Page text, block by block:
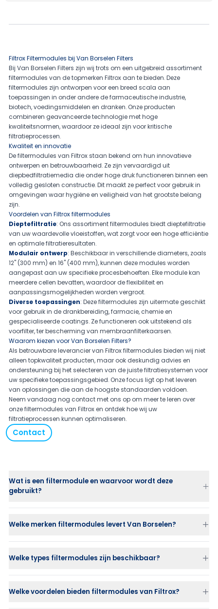
Filtrox Filtermodules bij Van Borselen Filters
Bij Van Borselen Filters zijn wij trots om een uitgebreid assortiment
filtermodules van de topmerken Filtrox aan te bieden. Deze
filtermodules zijn ontworpen voor een breed scala aan
toepassingen in onder andere de farmaceutische industrie,
biotech, voedingsmiddelen en dranken. Onze producten
combineren geavanceerde technologie met hoge
kwaliteitsnormen, waardoor ze ideaal zijn voor kritische
filtratieprocessen.
Kwaliteit en innovatie
De filtermodules van Filtrox staan bekend om hun innovatieve
ontwerpen en betrouwbaarheid. Ze zijn vervaardigd uit
diepbedfiltratiemedia die onder hoge druk functioneren binnen een
volledig gesloten constructie. Dit maakt ze perfect voor gebruik in
omgevingen waar hygiëne en veiligheid van het grootste belang
zijn.
Voordelen van Filtrox filtermodules
Dieptefiltratie: Ons assortiment filtermodules biedt dieptefiltratie
van uw waardevolle vloeistoffen, wat zorgt voor een hoge efficiëntie
en optimale filtratieresultaten.
Modulair ontwerp: Beschikbaar in verschillende diameters, zoals
12" (300 mm) en 16" (400 mm), kunnen deze modules worden
aangepast aan uw specifieke procesbehoeften. Elke module kan
meerdere cellen bevatten, waardoor de flexibiliteit en
aanpassingsmogelijkheden worden vergroot.
Diverse toepassingen: Deze filtermodules zijn uitermate geschikt
voor gebruik in de drankbereiding, farmacie, chemie en
gespecialiseerde coatings. Ze functioneren ook uitstekend als
voorfilter, ter bescherming van membraanfilterkaarsen.
Waarom kiezen voor Van Borselen Filters?
Als betrouwbare leverancier van Filtrox filtermodules bieden wij niet
alleen topkwaliteit producten, maar ook deskundig advies en
ondersteuning bij het selecteren van de juiste filtratiesystemen voor
uw specifieke toepassingsgebied. Onze focus ligt op het leveren
van oplossingen die aan de hoogste standaarden voldoen.
Neem vandaag nog contact met ons op om meer te leren over
onze filtermodules van Filtrox en ontdek hoe wij uw
filtratieprocessen kunnen optimaliseren.
Contact
Wat is een filtermodule en waarvoor wordt deze
gebruikt?
Welke merken filtermodules levert Van Borselen?
Welke types filtermodules zijn beschikbaar?
Filtrodisc TS / Versadisc XE– speciaal voor eetbare oliën en
Welke voordelen bieden filtermodules van Filtrox?
Dieptefiltratievoor optimale helderheid en efficiëntie